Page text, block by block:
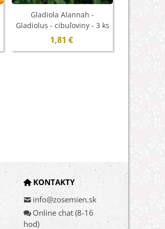
Gladiola Alannah -
Gladiolus - cibuľoviny - 3 ks
- ukončený
1,81 €
KONTAKTY
info@zosemien.sk
Online chat (8-16
hod)